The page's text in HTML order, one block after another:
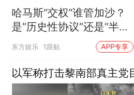
势”
哈马斯“交权”谁管加沙？
是“历史性协议”还是“半场
开香槟”？| 今天《环球交
叉点》
东方娱乐 1跟贴 APP专享
以军称打击黎南部真主党